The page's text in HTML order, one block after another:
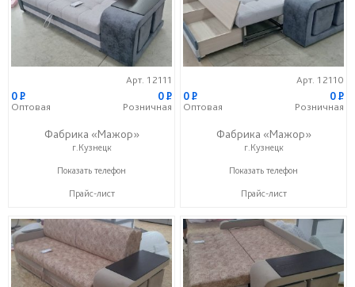
Арт. 12111
0P
Оптовая
0P
Розничная
Фабрика «Мажор»
г.Кузнецк
+7 (999) 611-98-99
Показать телефон
Прайс-лист
Арт. 12110
0P
Оптовая
0P
Розничная
Фабрика «Мажор»
г.Кузнецк
+7 (999) 611-98-99
Показать телефон
Прайс-лист